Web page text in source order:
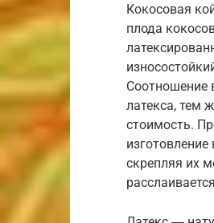
Кокосовая
плода
Соотношение
латекса, тем
стоимость.
скрепляя их